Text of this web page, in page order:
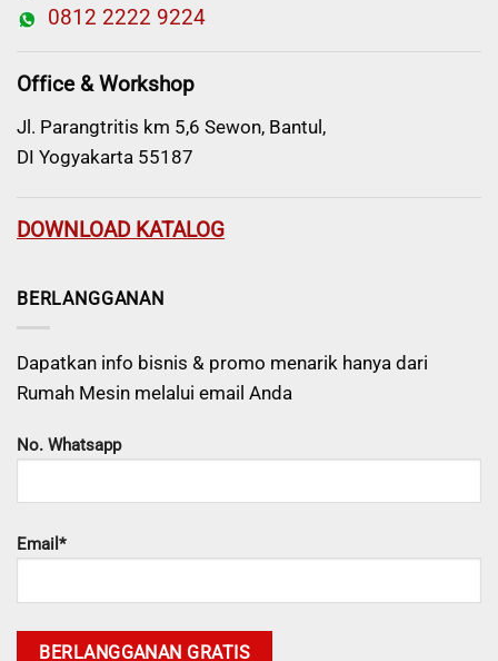
0812 2222 9224
Office & Workshop
Jl. Parangtritis km 5,6 Sewon, Bantul,
DI Yogyakarta 55187
DOWNLOAD KATALOG
BERLANGGANAN
Dapatkan info bisnis & promo menarik hanya dari
Rumah Mesin melalui email Anda
No. Whatsapp
Email*